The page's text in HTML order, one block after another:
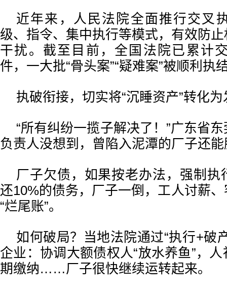
近年来，人民法院全面推行交叉
级、指令、集中执行等模式，有效防
干扰。截至目前，全国法院已累计
件，一大批“骨头案”“疑难案”被顺利执
执破衔接，切实将“沉睡资产”转化
“所有纠纷一揽子解决了！”广东省
负责人没想到，曾陷入泥潭的厂子还
厂子欠债，如果按老办法，强制执
还10%的债务，厂子一倒，工人讨薪
“烂尾账”。
如何破局？当地法院通过“执行+破
企业：协调大额债权人“放水养鱼”，
期缴纳……厂子很快继续运转起来。